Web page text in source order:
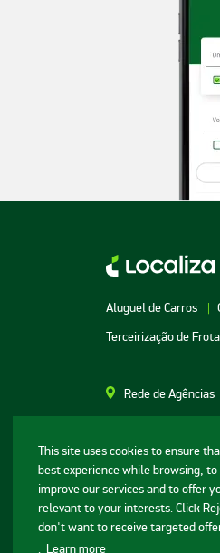
This site uses cookies to ensure
best experience while browsing,
improve our services and to offer
relevant to your interests. Click
don't want to receive targeted
. Learn more
Aluguel de Carros
Terceirização de
Rede de Agências
Aluguel de Carros
Aluguel de Carros
Aluguel de Carros RJ
Aluguel de Carros
Informações ao
Sede: Avenida
Central de Reservas
Mapa do site